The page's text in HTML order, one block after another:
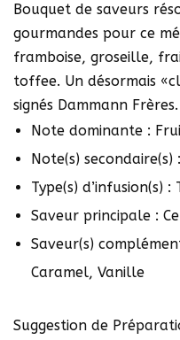
Bouquet de saveurs
gourmandes pour ce
framboise, groseille,
toffee. Un désormais
signés Dammann Frères.
Note dominante :
Note(s)
Type(s) d’infusion(s) :
Saveur principale :
Saveur(s)
Caramel, Vanille
Suggestion de